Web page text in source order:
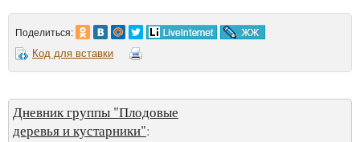
Поделиться:
Код для вставки
Дневник группы "Плодовые
деревья и кустарники":